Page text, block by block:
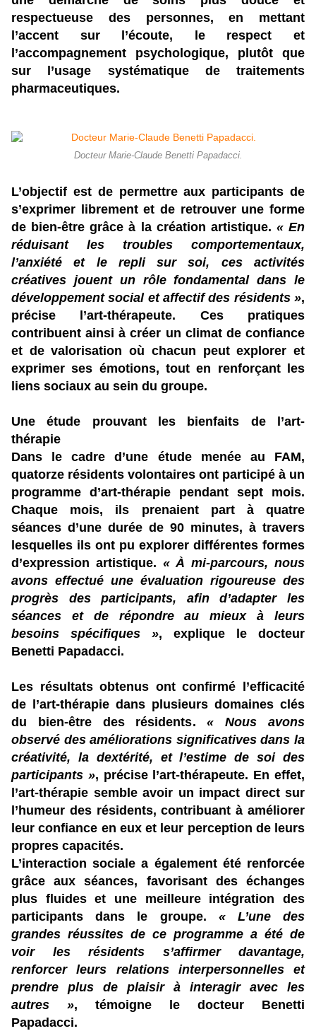
respectueuse des personnes, en mettant
l’accent sur l’écoute, le respect et
l’accompagnement psychologique, plutôt que
sur l’usage systématique de traitements
pharmaceutiques.
Docteur Marie-Claude Benetti Papadacci.
L’objectif est de permettre aux participants de
s’exprimer librement et de retrouver une forme
de bien-être grâce à la création artistique. « En
réduisant les troubles comportementaux,
l’anxiété et le repli sur soi, ces activités
créatives jouent un rôle fondamental dans le
développement social et affectif des résidents »,
précise l’art-thérapeute. Ces pratiques
contribuent ainsi à créer un climat de confiance
et de valorisation où chacun peut explorer et
exprimer ses émotions, tout en renforçant les
liens sociaux au sein du groupe.
Une étude prouvant les bienfaits de l’art-
thérapie
Dans le cadre d’une étude menée au FAM,
quatorze résidents volontaires ont participé à un
programme d’art-thérapie pendant sept mois.
Chaque mois, ils prenaient part à quatre
séances d’une durée de 90 minutes, à travers
lesquelles ils ont pu explorer différentes formes
d’expression artistique. « À mi-parcours, nous
avons effectué une évaluation rigoureuse des
progrès des participants, afin d’adapter les
séances et de répondre au mieux à leurs
besoins spécifiques », explique le docteur
Benetti Papadacci.
Les résultats obtenus ont confirmé l’efficacité
de l’art-thérapie dans plusieurs domaines clés
du bien-être des résidents.« Nous avons
observé des améliorations significatives dans la
créativité, la dextérité, et l’estime de soi des
participants », précise l’art-thérapeute. En effet,
l’art-thérapie semble avoir un impact direct sur
l’humeur des résidents, contribuant à améliorer
leur confiance en eux et leur perception de leurs
propres capacités.
L’interaction sociale a également été renforcée
grâce aux séances, favorisant des échanges
plus fluides et une meilleure intégration des
participants dans le groupe. « L’une des
grandes réussites de ce programme a été de
voir les résidents s’affirmer davantage,
renforcer leurs relations interpersonnelles et
prendre plus de plaisir à interagir avec les
autres », témoigne le docteur Benetti
Papadacci.